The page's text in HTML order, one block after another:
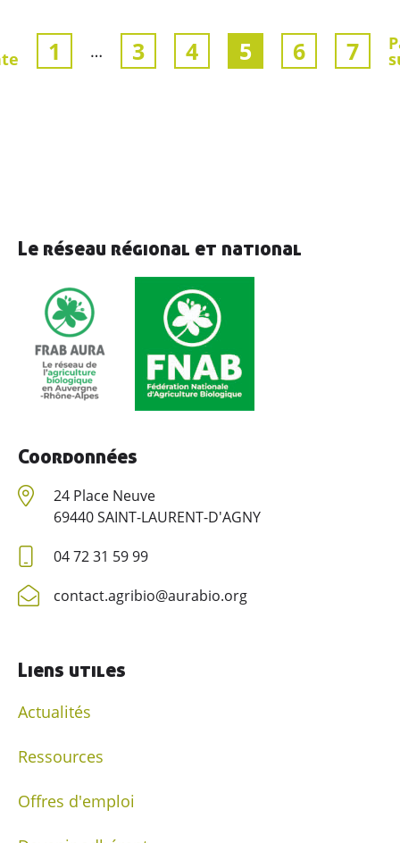
1 … 3 4 5 6 7
Le réseau régional et national
Coordonnées
24 Place Neuve
69440 SAINT-LAURENT-D'AGNY
04 72 31 59 99
contact.agribio@aurabio.org
Liens utiles
Actualités
Ressources
Offres d'emploi